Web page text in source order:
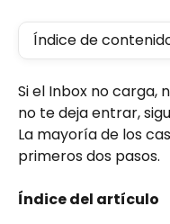
Índice de
Si el Inbox no carga,
no te deja entrar,
La mayoría de los
primeros dos pasos.
Índice del artículo